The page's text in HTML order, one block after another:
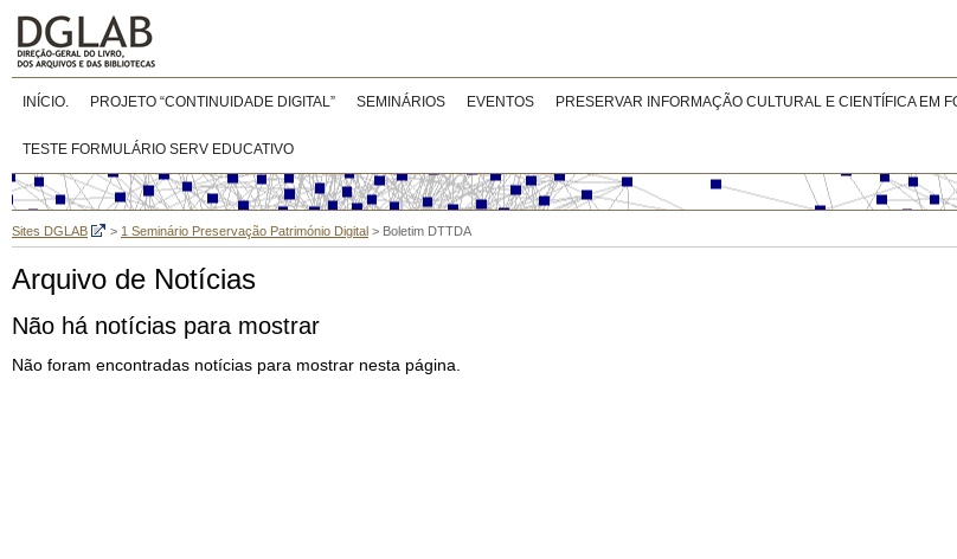
INÍCIO. PROJETO “CONTINUIDADE DIGITAL” SEMINÁRIOS EVENTOS PRESERVAR INFORMAÇÃO CULTURAL E CIENTÍFICA EM
TESTE FORMULÁRIO SERV EDUCATIVO
Sites DGLAB > 1 Seminário Preservação Património Digital > Boletim DTTDA
Arquivo de Notícias
Não há notícias para mostrar
Não foram encontradas notícias para mostrar nesta página.